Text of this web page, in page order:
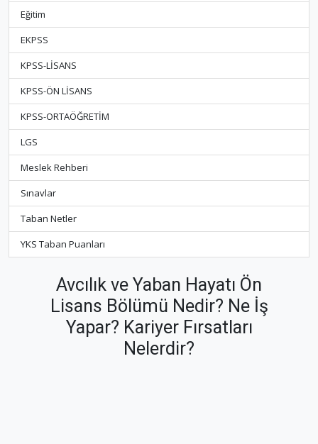
Eğitim
EKPSS
KPSS-LİSANS
KPSS-ÖN LİSANS
KPSS-ORTAÖĞRETİM
LGS
Meslek Rehberi
Sınavlar
Taban Netler
YKS Taban Puanları
Avcılık ve Yaban Hayatı Ön
Lisans Bölümü Nedir? Ne İş
Yapar? Kariyer Fırsatları
Nelerdir?